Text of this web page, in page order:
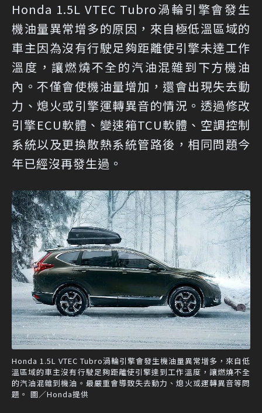
Honda 1.5L VTEC Tubro渦輪引擎會發生
機油量異常增多的原因，來自極低溫區域的
車主因為沒有行駛足夠距離使引擎未達工作
溫度，讓燃燒不全的汽油混雜到下方機油
內。不僅會使機油量增加，還會出現失去動
力、熄火或引擎運轉異音的情況。透過修改
引擎ECU軟體、變速箱TCU軟體、空調控制
系統以及更換散熱系統管路後，相同問題今
年已經沒再發生過。
Honda 1.5L VTEC Tubro渦輪引擎會發生機油量異常增多，來自低
溫區域的車主沒有行駛足夠距離使引擎達到工作溫度，讓燃燒不全
的汽油混雜到機油。最嚴重會導致失去動力、熄火或運轉異音等問
題。 圖／Honda提供